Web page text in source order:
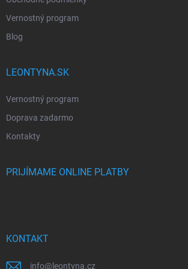
Vernostný program
Blog
LEONTYNA.SK
Vernostný program
Doprava zadarmo
Kontakty
PRIJÍMAME ONLINE PLATBY
KONTAKT
info@ leontyna.cz